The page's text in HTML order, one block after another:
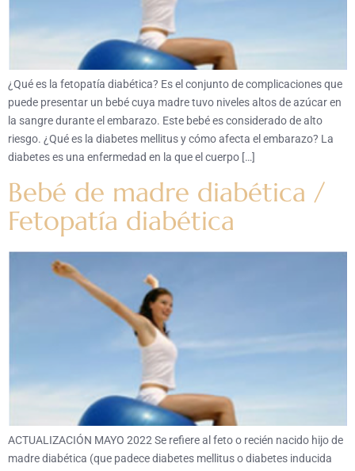
¿Qué es la fetopatía diabética? Es el conjunto de complicaciones que
puede presentar un bebé cuya madre tuvo niveles altos de azúcar en
la sangre durante el embarazo. Este bebé es considerado de alto
riesgo. ¿Qué es la diabetes mellitus y cómo afecta el embarazo? La
diabetes es una enfermedad en la que el cuerpo […]
Bebé de madre diabética /
Fetopatía diabética
ACTUALIZACIÓN MAYO 2022 Se refiere al feto o recién nacido hijo de
madre diabética (que padece diabetes mellitus o diabetes inducida